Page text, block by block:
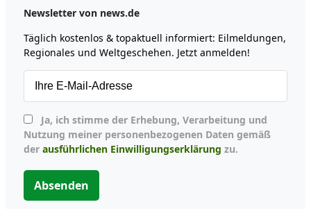
Newsletter von news.de
Täglich kostenlos & topaktuell informiert: Eilmeldungen,
Regionales und Weltgeschehen. Jetzt anmelden!
Nutzung meiner personenbezogenen Daten gemäß
der ausführlichen Einwilligungserklärung zu.
Absenden